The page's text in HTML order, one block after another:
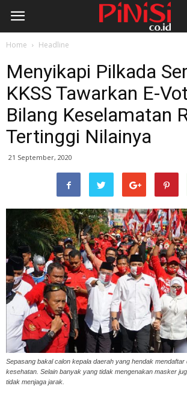
Home Headline
Menyikapi Pilkada
KKSS Tawarkan E-
Bilang Keselamatan
Tertinggi Nilainya
21 September, 2020
Sepasang bakal calon kepala daerah yang hendak mendaftar
kesehatan. Selain banyak yang tidak mengenakan masker
tidak menjaga jarak.